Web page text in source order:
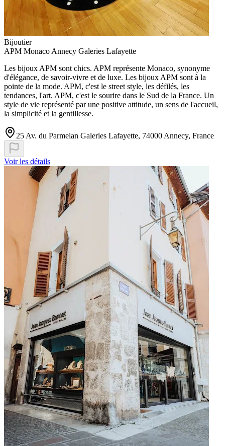
Bijoutier
APM Monaco Annecy Galeries Lafayette
Les bijoux APM sont chics. APM représente Monaco, synonyme
d'élégance, de savoir-vivre et de luxe. Les bijoux APM sont à la
pointe de la mode. APM, c'est le street style, les défilés, les
tendances, l'art. APM, c'est le sourire dans le Sud de la France. Un
style de vie représenté par une positive attitude, un sens de l'accueil,
la simplicité et la gentillesse.
25 Av. du Parmelan Galeries Lafayette, 74000 Annecy, France
Voir les détails